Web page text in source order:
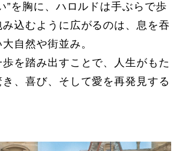
”を胸に、ハロルドは手ぶらで歩
込むように広がるのは、息を吞
自然や街並み。
を踏み出すことで、人生がもた
き、喜び、そして愛を再発見する